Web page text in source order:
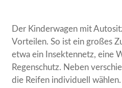
Der Kinderwagen mit
Vorteilen. So ist ein großes
etwa ein Insektennetz, eine
Regenschutz. Neben
die Reifen individuell